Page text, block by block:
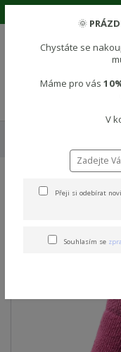
🧦 PROTISKLUZOVÉ
ponožky -
🌞
Chystáte se
Máme pro vás
V
Přeji si odebírat
Souhlasím se